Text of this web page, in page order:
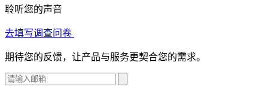
聆听您的声音
去填写调查问卷
期待您的反馈，让产品与服务更契合您的需求。